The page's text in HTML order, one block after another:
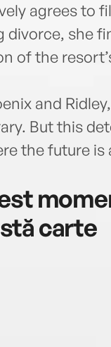
agrees to
divorce, she
of the
and
But this
the future
carte